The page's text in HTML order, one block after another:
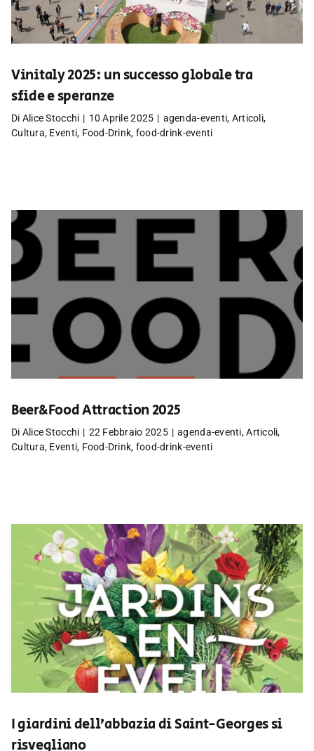
Vinitaly 2025: un successo globale tra
sfide e speranze
Di Alice Stocchi | 10 Aprile 2025 | agenda-eventi, Articoli,
Cultura, Eventi, Food-Drink, food-drink-eventi
Beer&Food Attraction 2025
Di Alice Stocchi | 22 Febbraio 2025 | agenda-eventi,Articoli,
Cultura, Eventi, Food-Drink, food-drink-eventi
I giardini dell’abbazia di Saint-Georges si
risvegliano